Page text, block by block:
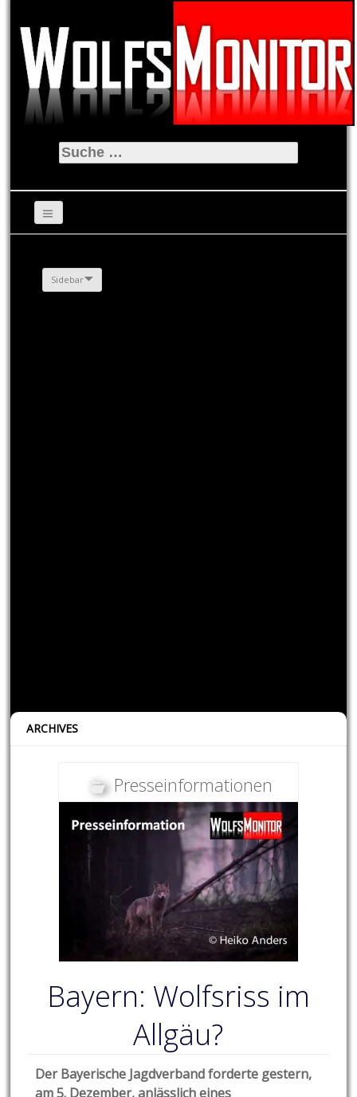
Suche
nach:
Sidebar
ARCHIVES
Presseinformationen
Bayern: Wolfsriss im
Allgäu?
Der Bayerische Jagdverband forderte gestern,
am 5. Dezember, anlässlich eines